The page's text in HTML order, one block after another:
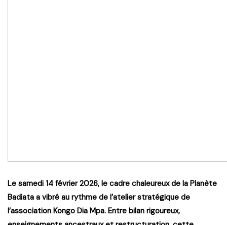
Le samedi 14 février 2026, le cadre chaleureux de la Planète
Badiata a vibré au rythme de l’atelier stratégique de
l’association Kongo Dia Mpa. Entre bilan rigoureux,